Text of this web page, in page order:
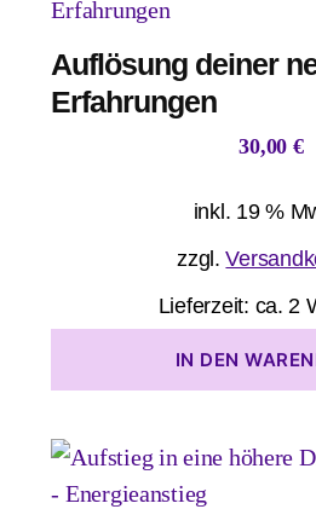
Auflösung deiner
Erfahrungen
30,00 €
inkl. 19 %
zzgl.
Lieferzeit: ca. 2
IN DEN